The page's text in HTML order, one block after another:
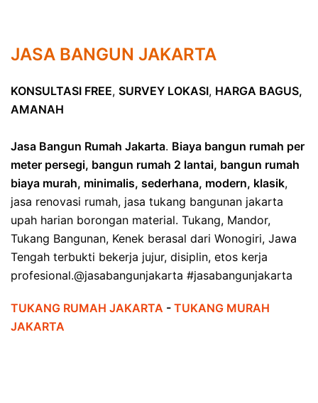
JASA BANGUN JAKARTA
KONSULTASI FREE, SURVEY LOKASI, HARGA BAGUS,
AMANAH
Jasa Bangun Rumah Jakarta. Biaya bangun rumah per
meter persegi, bangun rumah 2 lantai, bangun rumah
biaya murah, minimalis, sederhana, modern, klasik,
jasa renovasi rumah, jasa tukang bangunan jakarta
upah harian borongan material. Tukang, Mandor,
Tukang Bangunan, Kenek berasal dari Wonogiri, Jawa
Tengah terbukti bekerja jujur, disiplin, etos kerja
profesional.@jasabangunjakarta #jasabangunjakarta
TUKANG RUMAH JAKARTA - TUKANG MURAH
JAKARTA